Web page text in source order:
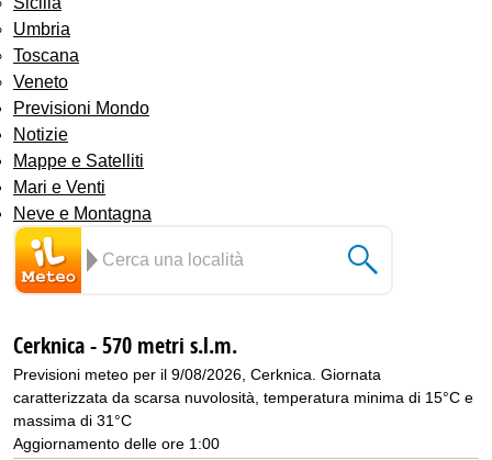
Umbria
Toscana
Veneto
Previsioni Mondo
Notizie
Mappe e Satelliti
Mari e Venti
Neve e Montagna
Cerknica - 570 metri s.l.m.
Previsioni meteo per il 9/08/2026, Cerknica. Giornata
caratterizzata da scarsa nuvolosità, temperatura minima di 15°C e
massima di 31°C
Aggiornamento delle ore 1:00